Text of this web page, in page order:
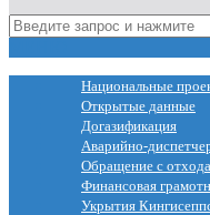
Национальные
Открытые данные
Догазификация
Аварийно-
Обращение с
Финансовая
Укрытия